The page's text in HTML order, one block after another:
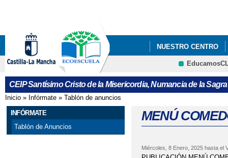
NUESTRO CENTRO
CURSO 2023-2024
LISTADO DE LIBROS
LISTADO LIBROS
MENÚS DICIEMBRE
CEIP Santísimo Cristo de la Misericordia, Numancia de la
Se encuentra usted aquí
Inicio » Infórmate » Tablón de anuncios
INFÓRMATE
Tablón de Anuncios
MENÚ
Miércoles, 8 Enero, 2025hasta el